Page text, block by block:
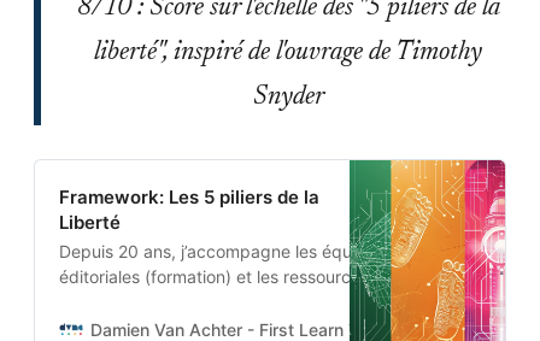
8/10 : Score sur l'échelle des "5 piliers de la
liberté", inspiré de l'ouvrage de Timothy
Snyder
Framework: Les 5 piliers de la
Liberté
Depuis 20 ans, j’accompagne les équipes
éditoriales (formation) et les ressources
humaines (management) dans des projets
où rigueur, agilité et pertinence cohabitent
Damien Van Achter - First Learn The Rules. Then Break